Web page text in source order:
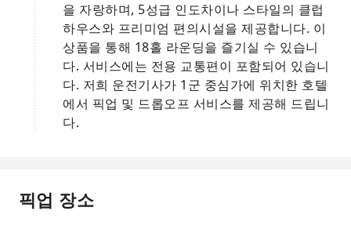
을 자랑하며, 5성급 인도차이나 스타일의 클럽
하우스와 프리미엄 편의시설을 제공합니다. 이
상품을 통해 18홀 라운딩을 즐기실 수 있습니
다. 서비스에는 전용 교통편이 포함되어 있습니
다. 저희 운전기사가 1군 중심가에 위치한 호텔
에서 픽업 및 드롭오프 서비스를 제공해 드립니
다.
픽업 장소